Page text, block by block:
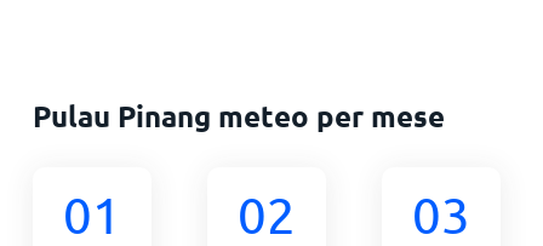
Pulau Pinang meteo per mese
01 02 03